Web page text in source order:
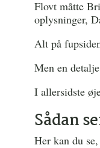
Flovt måtte
oplysninger,
Alt på
Men en
I allersidste
Sådan
Her kan du